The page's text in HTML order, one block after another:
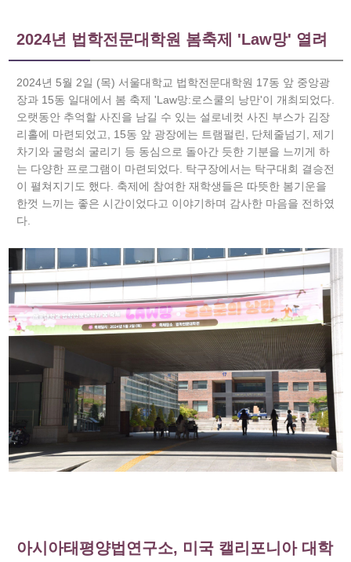
2024년 법학전문대학원 봄축제 'Law망' 열려
2024년 5월 2일 (목) 서울대학교 법학전문대학원 17동 앞 중앙광
장과 15동 일대에서 봄 축제 'Law망:로스쿨의 낭만'이 개최되었다.
오랫동안 추억할 사진을 남길 수 있는 설로네컷 사진 부스가 김장
리홀에 마련되었고, 15동 앞 광장에는 트램펄린, 단체줄넘기, 제기
차기와 굴렁쇠 굴리기 등 동심으로 돌아간 듯한 기분을 느끼게 하
는 다양한 프로그램이 마련되었다. 탁구장에서는 탁구대회 결승전
이 펼쳐지기도 했다. 축제에 참여한 재학생들은 따뜻한 봄기운을
한껏 느끼는 좋은 시간이었다고 이야기하며 감사한 마음을 전하였
다.
아시아태평양법연구소, 미국 캘리포니아 대학